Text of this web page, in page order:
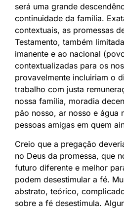
será uma grande
continuidade da família.
contextuais, as promessas
Testamento, também
imanente e ao nacional
contextualizadas para os
provavelmente incluiriam o
trabalho com justa
nossa família, moradia
pão nosso, ar nosso e água
pessoas amigas em quem
Creio que a pregação
no Deus da promessa, que
futuro diferente e melhor
podem desestimular a fé.
abstrato, teórico,
sobre a fé desestimula.